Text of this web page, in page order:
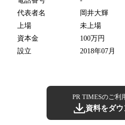
代表者名
岡井大輝
上場
未上場
資本金
100万円
設立
2018年07月
PR TIMESのご利
資料をダ